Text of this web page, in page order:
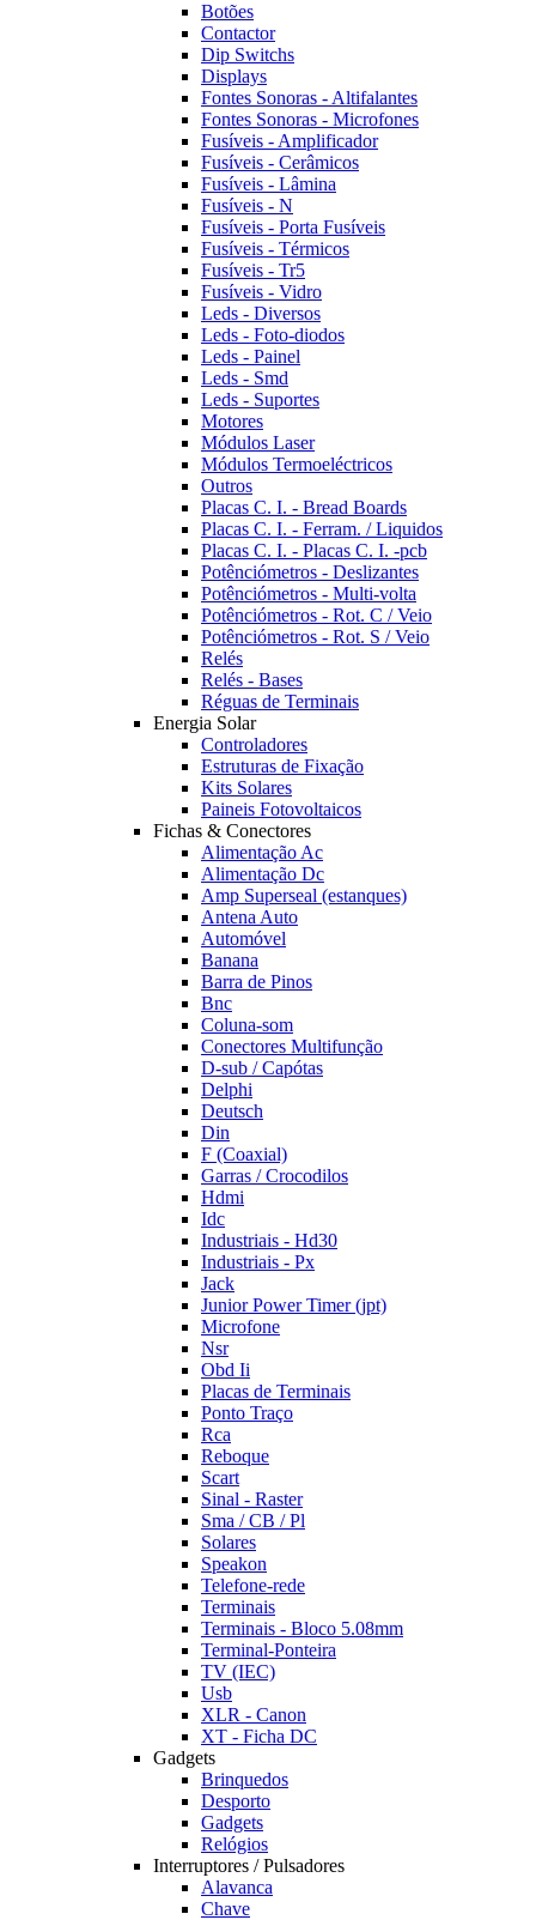
Botões
Contactor
Dip Switchs
Displays
Fontes Sonoras - Altifalantes
Fontes Sonoras - Microfones
Fusíveis - Amplificador
Fusíveis - Cerâmicos
Fusíveis - Lâmina
Fusíveis - N
Fusíveis - Porta Fusíveis
Fusíveis - Térmicos
Fusíveis - Tr5
Fusíveis - Vidro
Leds - Diversos
Leds - Foto-diodos
Leds - Painel
Leds - Smd
Leds - Suportes
Motores
Módulos Laser
Módulos Termoeléctricos
Outros
Placas C. I. - Bread Boards
Placas C. I. - Ferram. / Liquidos
Placas C. I. - Placas C. I. -pcb
Potênciómetros - Deslizantes
Potênciómetros - Multi-volta
Potênciómetros - Rot. C / Veio
Potênciómetros - Rot. S / Veio
Relés
Relés - Bases
Réguas de Terminais
Energia Solar
Controladores
Estruturas de Fixação
Kits Solares
Paineis Fotovoltaicos
Fichas & Conectores
Alimentação Ac
Alimentação Dc
Amp Superseal (estanques)
Antena Auto
Automóvel
Banana
Barra de Pinos
Bnc
Coluna-som
Conectores Multifunção
D-sub / Capótas
Delphi
Deutsch
Din
F (Coaxial)
Garras / Crocodilos
Hdmi
Idc
Industriais - Hd30
Industriais - Px
Jack
Junior Power Timer (jpt)
Microfone
Nsr
Obd Ii
Placas de Terminais
Ponto Traço
Rca
Reboque
Scart
Sinal - Raster
Sma / CB / Pl
Solares
Speakon
Telefone-rede
Terminais
Terminais - Bloco 5.08mm
Terminal-Ponteira
TV (IEC)
Usb
XLR - Canon
XT - Ficha DC
Gadgets
Brinquedos
Desporto
Gadgets
Relógios
Interruptores / Pulsadores
Alavanca
Chave